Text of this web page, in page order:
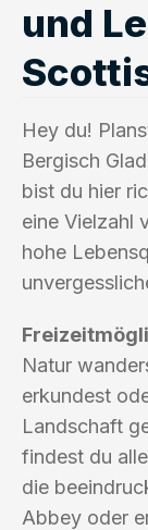
und
Hey du!
Bergisch
bist du hier
eine Vielzahl
hohe
Natur
erkundest
Landschaft
findest du
die
Abbey oder